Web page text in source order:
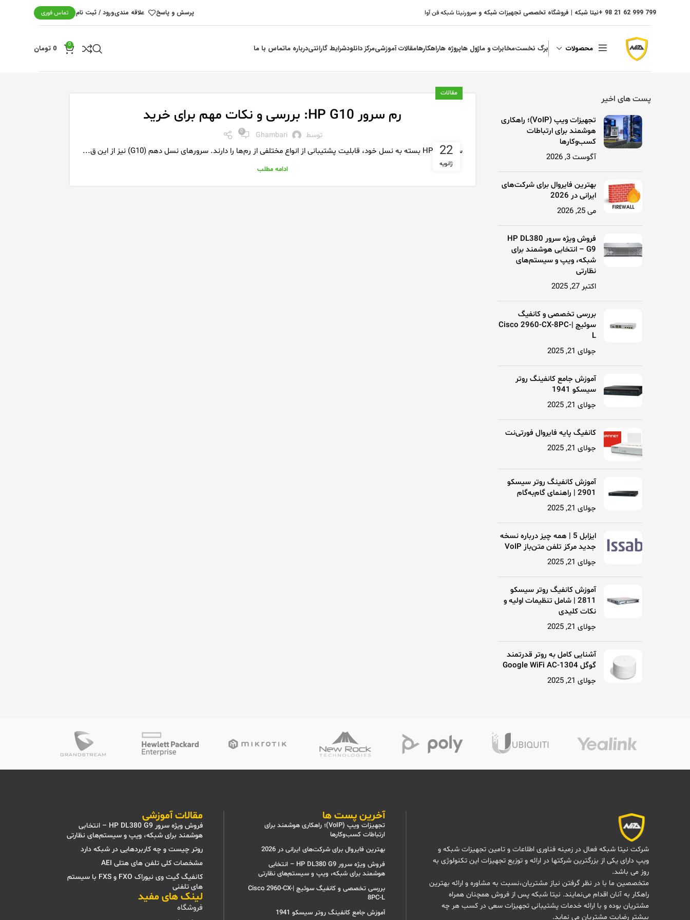
799 999 62 21 98 + نیتا شبکه | فروشگاه تخصصی تجهیزات شبکه و سرورنیتا شبکه فن آوا پرسش و پاسخ علاقه مندیورود / ثبت نام تماس فوری
محصولات برگ نخستمخابرات و ماژول هاپروژه هاراهکارهامقالات آموزشیمرکز دانلودشرایط گارانتیدرباره ماتماس با ما 0
0 تومان
22
ژانویه
مقالات
رم سرور HP G10: بررسی و نکات مهم برای خرید
توسط Ghambari
0
سرورهای HP بسته به نسل خود، قابلیت پشتیبانی از انواع مختلفی از رم‌ها را دارند. سرورهای نسل دهم (G10) نیز از این ق...
ادامه مطلب
پست های اخیر
تجهیزات ویپ (VoIP)؛ راهکاری
هوشمند برای ارتباطات
کسب‌وکارها
آگوست 3, 2026
بهترین فایروال برای شرکت‌های
ایرانی در 2026
می 25, 2026
فروش ویژه سرور HP DL380
G9 – انتخابی هوشمند برای
شبکه، ویپ و سیستم‌های
نظارتی
اکتبر 27, 2025
بررسی تخصصی و کانفیگ
سوئیچ |Cisco 2960-CX-8PC-
L
جولای 21, 2025
آموزش جامع کانفینگ روتر
سیسکو 1941
جولای 21, 2025
کانفیگ پایه فایروال فورتی‌نت
جولای 21, 2025
آموزش کانفینگ روتر سیسکو
2901 | راهنمای گام‌به‌گام
جولای 21, 2025
ایزابل 5 | همه چیز درباره نسخه
جدید مرکز تلفن متن‌باز VoIP
جولای 21, 2025
آموزش کانفیگ روتر سیسکو
2811 | شامل تنظیمات اولیه و
نکات کلیدی
جولای 21, 2025
آشنایی کامل به روتر قدرتمند
گوگل Google WiFi AC-1304
جولای 21, 2025
شرکت نیتا شبکه فعال در زمینه فناوری اطلاعات و تامین تجهیزات شبکه و
ویپ دارای یکی از بزرگترین شرکتها در ارائه و توزیع تجهیزات این تکنولوژی به
روز می باشد.
متخصصین ما با در نظر گرفتن نیاز مشتریان،نسبت به مشاوره و ارائه بهترین
راهکار به آنان اقدام می‌نمایند. نیتا شبکه پس از فروش همچنان همراه
مشتریان بوده و با ارائه خدمات پشتیبانی تجهیزات سعی در کسب هر چه
بیشتر رضایت مشتریان می نماید.
آخرین پست ها
تجهیزات ویپ (VoIP)؛ راهکاری هوشمند برای
ارتباطات کسب‌وکارها
بهترین فایروال برای شرکت‌های ایرانی در 2026
فروش ویژه سرور HP DL380 G9 – انتخابی
هوشمند برای شبکه، ویپ و سیستم‌های نظارتی
بررسی تخصصی و کانفیگ سوئیچ |Cisco 2960-CX-
8PC-L
آموزش جامع کانفینگ روتر سیسکو 1941
مقالات آموزشی
فروش ویژه سرور HP DL380 G9 – انتخابی
هوشمند برای شبکه، ویپ و سیستم‌های نظارتی
روتر چیست و چه کاربردهایی در شبکه دارد
مشخصات کلی تلفن های هتلی AEI
کانفیگ گیت وی نیوراک FXO و FXS با سیستم
های تلفنی
لینک های مفید
فروشگاه